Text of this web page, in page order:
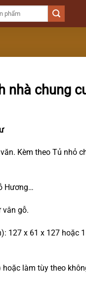
nhà chung
Kèm theo Tủ nhỏ
Hương…
vân gỗ.
127 x 61 x 127 hoặc
làm tùy theo